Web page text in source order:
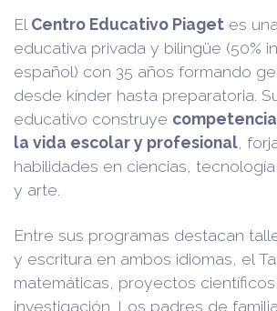
El Centro Educativo Piaget es
educativa privada y bilingüe (50%
español) con 35 años formando
desde kínder hasta preparatoria.
educativo construye
la vida escolar y profesional ,
habilidades en ciencias,
y arte.
Entre sus programas destacan
y escritura en ambos idiomas, el
matemáticas, proyectos
investigación. Los padres de